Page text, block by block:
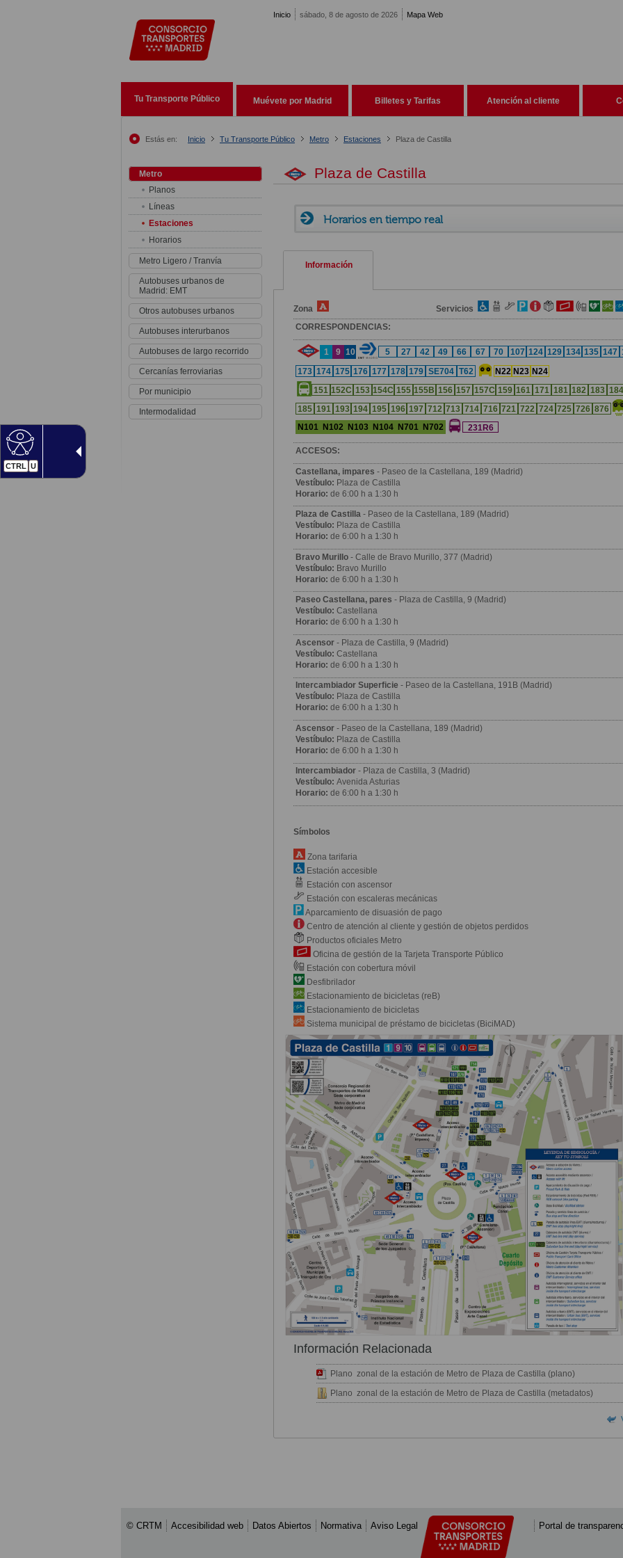
CTRL U
Inicio sábado, 8 de agosto de 2026 Mapa Web
Tu Transporte Público Muévete por Madrid Billetes y Tarifas Atención al cliente
Estás en: Inicio Tu Transporte Público Metro Estaciones Plaza de Castilla
Metro
Planos
Líneas
Estaciones
Horarios
Metro Ligero / Tranvía
Autobuses urbanos de
Madrid: EMT
Otros autobuses urbanos
Autobuses interurbanos
Autobuses de largo recorrido
Cercanías ferroviarias
Por municipio
Intermodalidad
Plaza de Castilla
Horarios en tiempo real
Información
Zona
Servicios
CORRESPONDENCIAS:
1 9 10 5 27 42 49 66 67 70 107 124 129 134 135 147
173 174 175 176 177 178 179 SE704 T62 N22 N23 N24
151 152C 153 154C 155 155B 156 157 157C 159 161 171 181 182 183 184
185 191 193 194 195 196 197 712 713 714 716 721 722 724 725 726 876
N101 N102 N103 N104 N701 N702 231R6
ACCESOS:
Castellana, impares - Paseo de la Castellana, 189 (Madrid)
Vestíbulo: Plaza de Castilla
Horario: de 6:00 h a 1:30 h
Plaza de Castilla - Paseo de la Castellana, 189 (Madrid)
Vestíbulo: Plaza de Castilla
Horario: de 6:00 h a 1:30 h
Bravo Murillo - Calle de Bravo Murillo, 377 (Madrid)
Vestíbulo: Bravo Murillo
Horario: de 6:00 h a 1:30 h
Paseo Castellana, pares - Plaza de Castilla, 9 (Madrid)
Vestíbulo: Castellana
Horario: de 6:00 h a 1:30 h
Ascensor - Plaza de Castilla, 9 (Madrid)
Vestíbulo: Castellana
Horario: de 6:00 h a 1:30 h
Intercambiador Superficie - Paseo de la Castellana, 191B (Madrid)
Vestíbulo: Plaza de Castilla
Horario: de 6:00 h a 1:30 h
Ascensor - Paseo de la Castellana, 189 (Madrid)
Vestíbulo: Plaza de Castilla
Horario: de 6:00 h a 1:30 h
Intercambiador - Plaza de Castilla, 3 (Madrid)
Vestíbulo: Avenida Asturias
Horario: de 6:00 h a 1:30 h
Símbolos
Zona tarifaria
Estación accesible
Estación con ascensor
Estación con escaleras mecánicas
Aparcamiento de disuasión de pago
Centro de atención al cliente y gestión de objetos perdidos
Productos oficiales Metro
Oficina de gestión de la Tarjeta Transporte Público
Estación con cobertura móvil
Desfibrilador
Estacionamiento de bicicletas (reB)
Estacionamiento de bicicletas
Sistema municipal de préstamo de bicicletas (BiciMAD)
Información Relacionada
Plano zonal de la estación de Metro de Plaza de Castilla (plano)
Plano zonal de la estación de Metro de Plaza de Castilla (metadatos)
© CRTM Accesibilidad web Datos Abiertos Normativa Aviso Legal Portal de